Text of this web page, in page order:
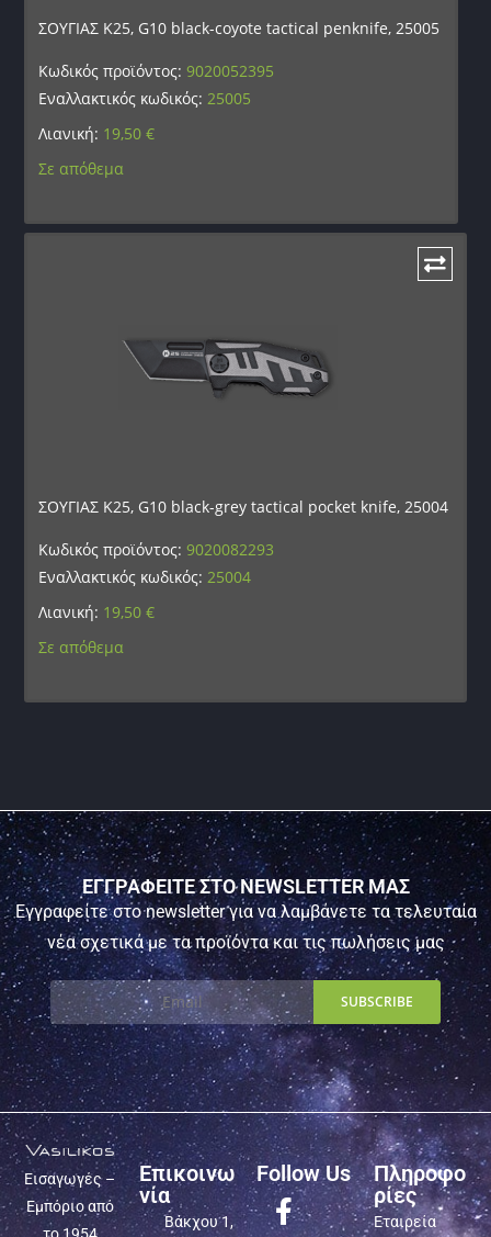
ΣΟΥΓΙΑΣ K25, G10 black-coyote tactical penknife, 25005
Κωδικός προϊόντος:9020052395
Εναλλακτικός κωδικός: 25005
Λιανική: 19,50€
Σε απόθεμα
ΣΟΥΓΙΑΣ K25, G10 black-grey tactical pocket knife, 25004
Κωδικός προϊόντος:9020082293
Εναλλακτικός κωδικός: 25004
Λιανική: 19,50€
Σε απόθεμα
ΕΓΓΡΑΦΕΙΤΕ ΣΤΟ NEWSLETTER ΜΑΣ
Εγγραφείτε στο newsletter για να λαμβάνετε τα τελευταία
νέα σχετικά με τα προϊόντα και τις πωλήσεις μας
Εισαγωγές –
Εμπόριο από
Επικοινω
νία
Βάκχου 1,
Follow Us
Πληροφο
ρίες
Εταιρεία